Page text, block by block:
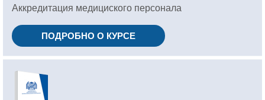
Аккредитация медициского персонала
ПОДРОБНО О КУРСЕ